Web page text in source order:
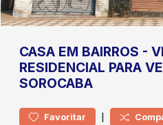
CASA EM BAIRROS -
RESIDENCIAL PARA
SOROCABA
Favoritar |